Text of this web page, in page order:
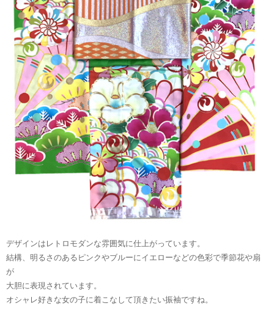
デザインはレトロモダンな雰囲気に仕上がっています。
結構、明るさのあるピンクやブルーにイエローなどの色彩で季節花や扇
が
大胆に表現されています。
オシャレ好きな女の子に着こなして頂きたい振袖ですね。